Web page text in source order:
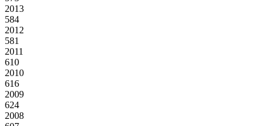
2013
584
2012
581
2011
610
2010
616
2009
624
2008